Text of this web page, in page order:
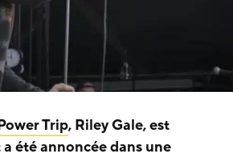
Trip, Riley Gale, est
été annoncée dans une